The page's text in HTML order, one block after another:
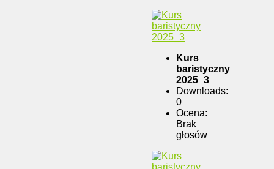
Kurs
baristyczny
2025_3
Downloads:
0
Ocena:
Brak
głosów